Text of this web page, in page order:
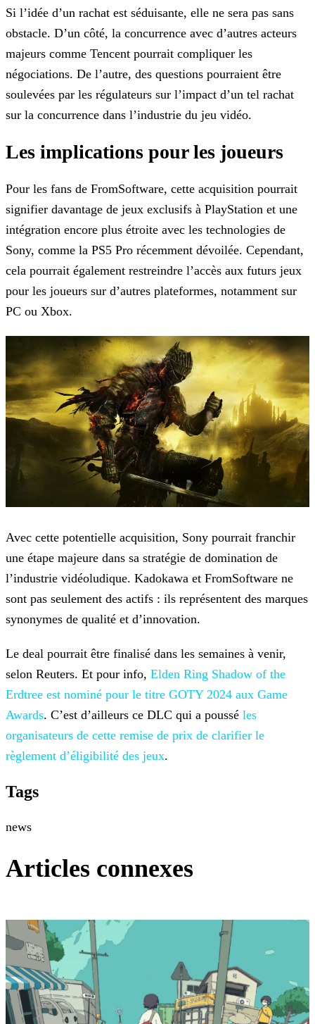
Si l’idée d’un rachat est séduisante, elle ne sera pas sans
obstacle. D’un côté, la concurrence avec d’autres acteurs
majeurs comme Tencent pourrait compliquer les
négociations. De l’autre, des questions pourraient être
soulevées par les régulateurs sur l’impact d’un tel rachat
sur la concurrence dans l’industrie du jeu vidéo.
Les implications pour les joueurs
Pour les fans de FromSoftware, cette acquisition pourrait
signifier davantage de jeux exclusifs à PlayStation et une
intégration encore plus étroite avec les technologies de
Sony, comme la PS5 Pro récemment dévoilée. Cependant,
cela pourrait également restreindre l’accès aux futurs jeux
pour les joueurs sur d’autres plateformes, notamment sur
PC ou Xbox.
Avec cette potentielle acquisition, Sony pourrait franchir
une étape majeure dans sa stratégie de domination de
l’industrie vidéoludique. Kadokawa et FromSoftware ne
sont pas seulement des actifs : ils représentent des marques
synonymes de qualité et d’innovation.
Le deal pourrait être finalisé dans les semaines à venir,
selon Reuters. Et pour info, Elden Ring Shadow of the
Erdtree est nominé pour le titre GOTY 2024 aux Game
Awards. C’est d’ailleurs ce DLC qui a poussé les
organisateurs de cette remise de prix de clarifier le
règlement d’éligibilité des jeux.
Tags
news
Articles connexes